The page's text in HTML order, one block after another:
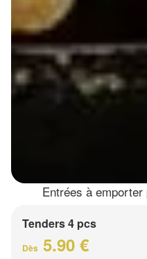
Entrées à
Tenders 4 pcs
Dès 5.90 €